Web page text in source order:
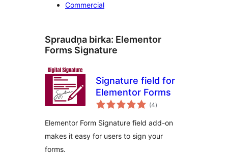
Commercial
Spraudņa birka: Elementor
Forms Signature
Signature field for
Elementor Forms
(4vērtējumu
kopsumma
)
Elementor Form Signature field add-on
makes it easy for users to sign your
forms.